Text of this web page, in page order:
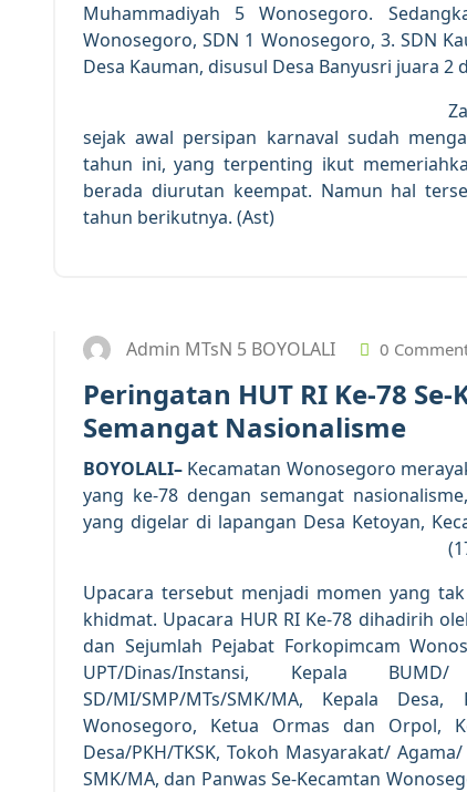
Muhammadiyah 5 Wonosegoro.
Wonosegoro, SDN 1 Wonosegoro, 3. SDN
Desa Kauman, disusul Desa Banyusri juara 2
sejak awal persipan karnaval sudah
tahun ini, yang terpenting ikut
berada diurutan keempat. Namun hal
tahun berikutnya. (Ast)
Admin MTsN 5 BOYOLALI 0
Peringatan HUT RI Ke-78
Semangat Nasionalisme
BOYOLALI– Kecamatan Wonosegoro
yang ke-78 dengan semangat
yang digelar di lapangan Desa Ketoyan,
Upacara tersebut menjadi momen yang
khidmat. Upacara HUR RI Ke-78 dihadirih
dan Sejumlah Pejabat Forkopimcam
UPT/Dinas/Instansi, Kepala
SD/MI/SMP/MTs/SMK/MA, Kepala
Wonosegoro, Ketua Ormas dan Orpol,
Desa/PKH/TKSK, Tokoh Masyarakat/
SMK/MA, dan Panwas Se-Kecamtan